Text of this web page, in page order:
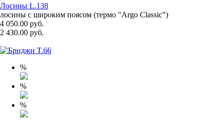
Лосины L.138
лосины с широким поясом (термо "Argo Classic")
4 050.00 руб.
2 430.00 руб.
%
%
%